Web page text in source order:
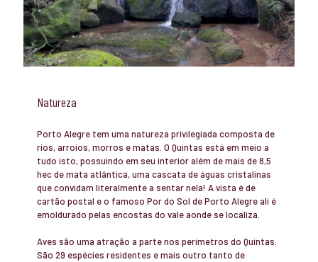
Natureza
Porto Alegre tem uma natureza privilegiada composta de
rios, arroios, morros e matas. O Quintas está em meio a
tudo isto, possuindo em seu interior além de mais de 8,5
hec de mata atlântica, uma cascata de águas cristalinas
que convidam literalmente a sentar nela! A vista é de
cartão postal e o famoso Por do Sol de Porto Alegre ali é
emoldurado pelas encostas do vale aonde se localiza.
Aves são uma atração a parte nos perímetros do Quintas.
São 29 espécies residentes e mais outro tanto de